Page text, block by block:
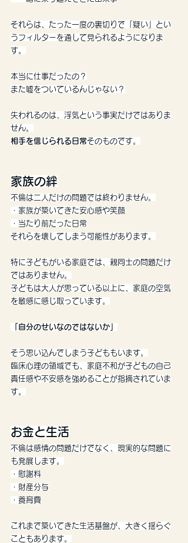
それらは、たった一度の裏切りで「疑い」とい
うフィルターを通して見られるようになりま
す。
本当に仕事だったの？
また嘘をついているんじゃない？
失われるのは、浮気という事実だけではありま
せん。
相手を信じられる日常そのものです。
家族の絆
不倫は二人だけの問題では終わりません。
・家族が築いてきた安心感や笑顔
・当たり前だった日常
それらを壊してしまう可能性があります。
特に子どもがいる家庭では、親同士の問題だけ
ではありません。
子どもは大人が思っている以上に、家庭の空気
を敏感に感じ取っています。
「自分のせいなのではないか」
そう思い込んでしまう子どももいます。
臨床心理の領域でも、家庭不和が子どもの自己
責任感や不安感を強めることが指摘されていま
す。
お金と生活
不倫は感情の問題だけでなく、現実的な問題に
も発展します。
・慰謝料
・財産分与
・養育費
これまで築いてきた生活基盤が、大きく揺らぐ
こともあります。